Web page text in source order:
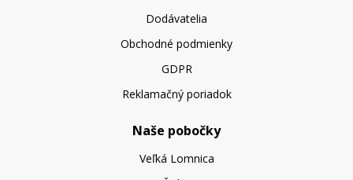
Dodávatelia
Obchodné podmienky
GDPR
Reklamačný poriadok
Naše pobočky
Veľká Lomnica